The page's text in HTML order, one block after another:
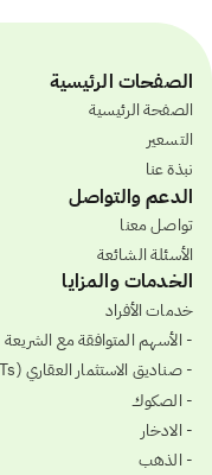
الصفحات الرئيسية
الصفحة الرئيسية
التسعير
نبذة عنا
الدعم والتواصل
تواصل معنا
الأسئلة الشائعة
الخدمات والمزايا
خدمات الأفراد
- الأسهم المتوافقة مع الشريعة
- صناديق الاستثمار العقاري (REITs)
- الصكوك
- الادخار
- الذهب